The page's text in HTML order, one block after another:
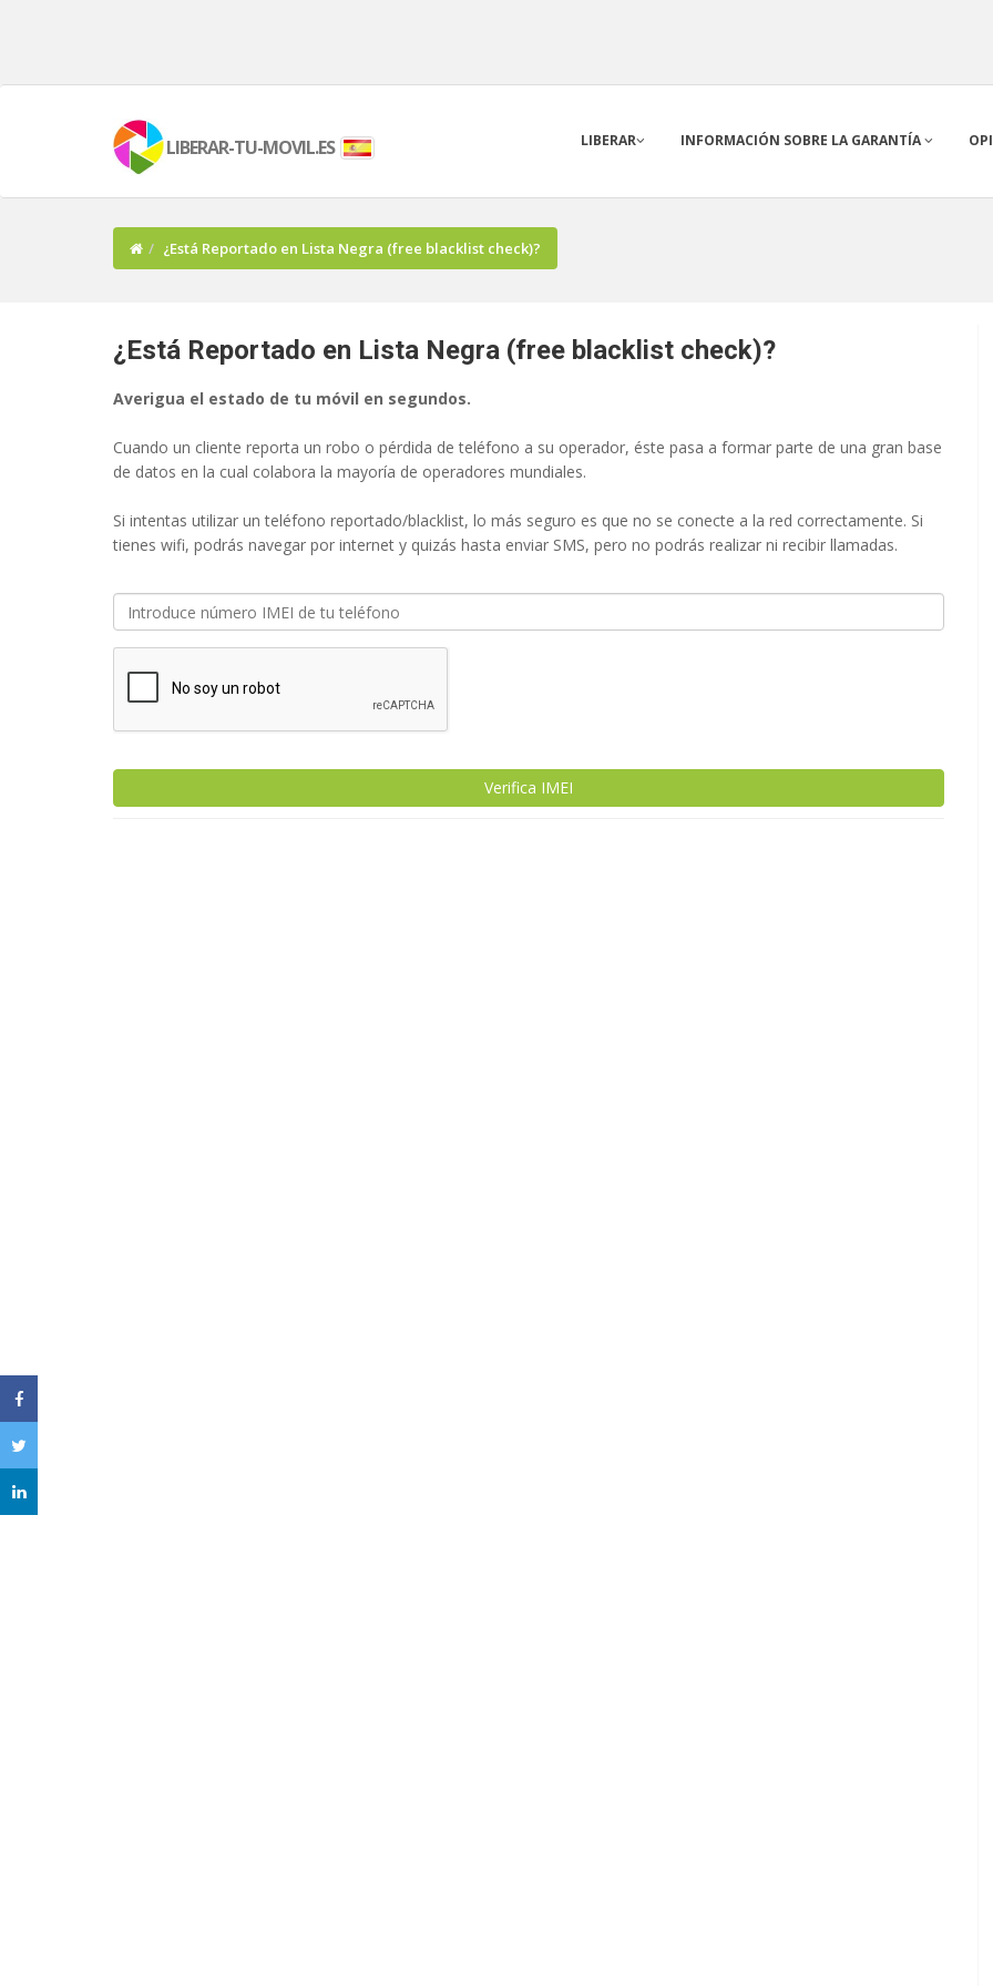
LIBERAR-TU-MOVIL.ES LIBERAR INFORMACIÓN SOBRE LA GARANTÍA
¿Está Reportado en Lista Negra (free blacklist check)?
¿Está Reportado en Lista Negra (free blacklist check)?
Averigua el estado de tu móvil en segundos.
Cuando un cliente reporta un robo o pérdida de teléfono a su operador, éste pasa a formar parte de una gran base
de datos en la cual colabora la mayoría de operadores mundiales.
Si intentas utilizar un teléfono reportado/blacklist, lo más seguro es que no se conecte a la red correctamente. Si
tienes wifi, podrás navegar por internet y quizás hasta enviar SMS, pero no podrás realizar ni recibir llamadas.
Verifica IMEI